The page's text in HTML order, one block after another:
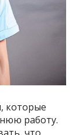
которые
работу.